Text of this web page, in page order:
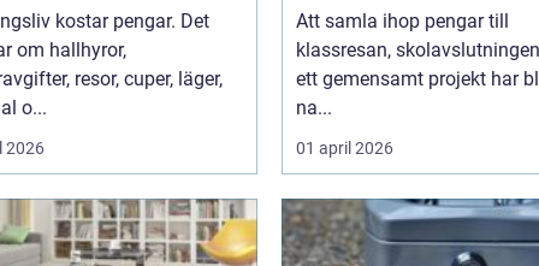
kostar pengar. Det
om hallhyror,
resor, cuper, läger,
o...
2026
Att samla ihop pengar till
klassresan,
ett gemensamt projekt har
na...
01 april 2026